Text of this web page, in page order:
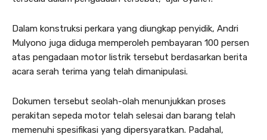
Dalam konstruksi perkara yang diungkap penyidik, Andri
Mulyono juga diduga memperoleh pembayaran 100 persen
atas pengadaan motor listrik tersebut berdasarkan berita
acara serah terima yang telah dimanipulasi.
Dokumen tersebut seolah-olah menunjukkan proses
perakitan sepeda motor telah selesai dan barang telah
memenuhi spesifikasi yang dipersyaratkan. Padahal,